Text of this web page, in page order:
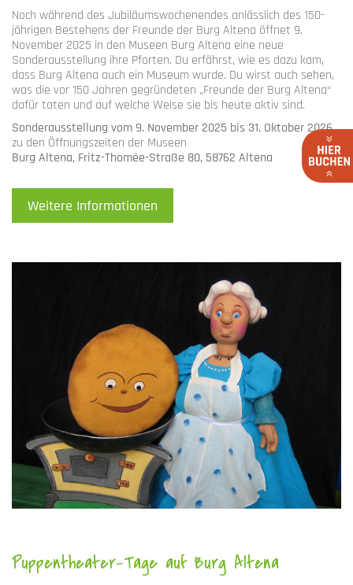
Noch während des Jubiläumswochenendes anlässlich des 150-
jährigen Bestehens der Freunde der Burg Altena öffnet 9.
November 2025 in den Museen Burg Altena eine neue
Sonderausstellung ihre Pforten. Du erfährst, wie es dazu kam,
dass Burg Altena auch ein Museum wurde. Du wirst auch sehen,
was die vor 150 Jahren gegründeten „Freunde der Burg Altena“
dafür taten und auf welche Weise sie bis heute aktiv sind.
Sonderausstellung vom 9. November 2025 bis 31. Oktober 2026
zu den Öffnungszeiten der Museen
Burg Altena, Fritz-Thomée-Straße 80, 58762 Altena
Weitere Informationen
Puppentheater-Tage auf Burg Altena